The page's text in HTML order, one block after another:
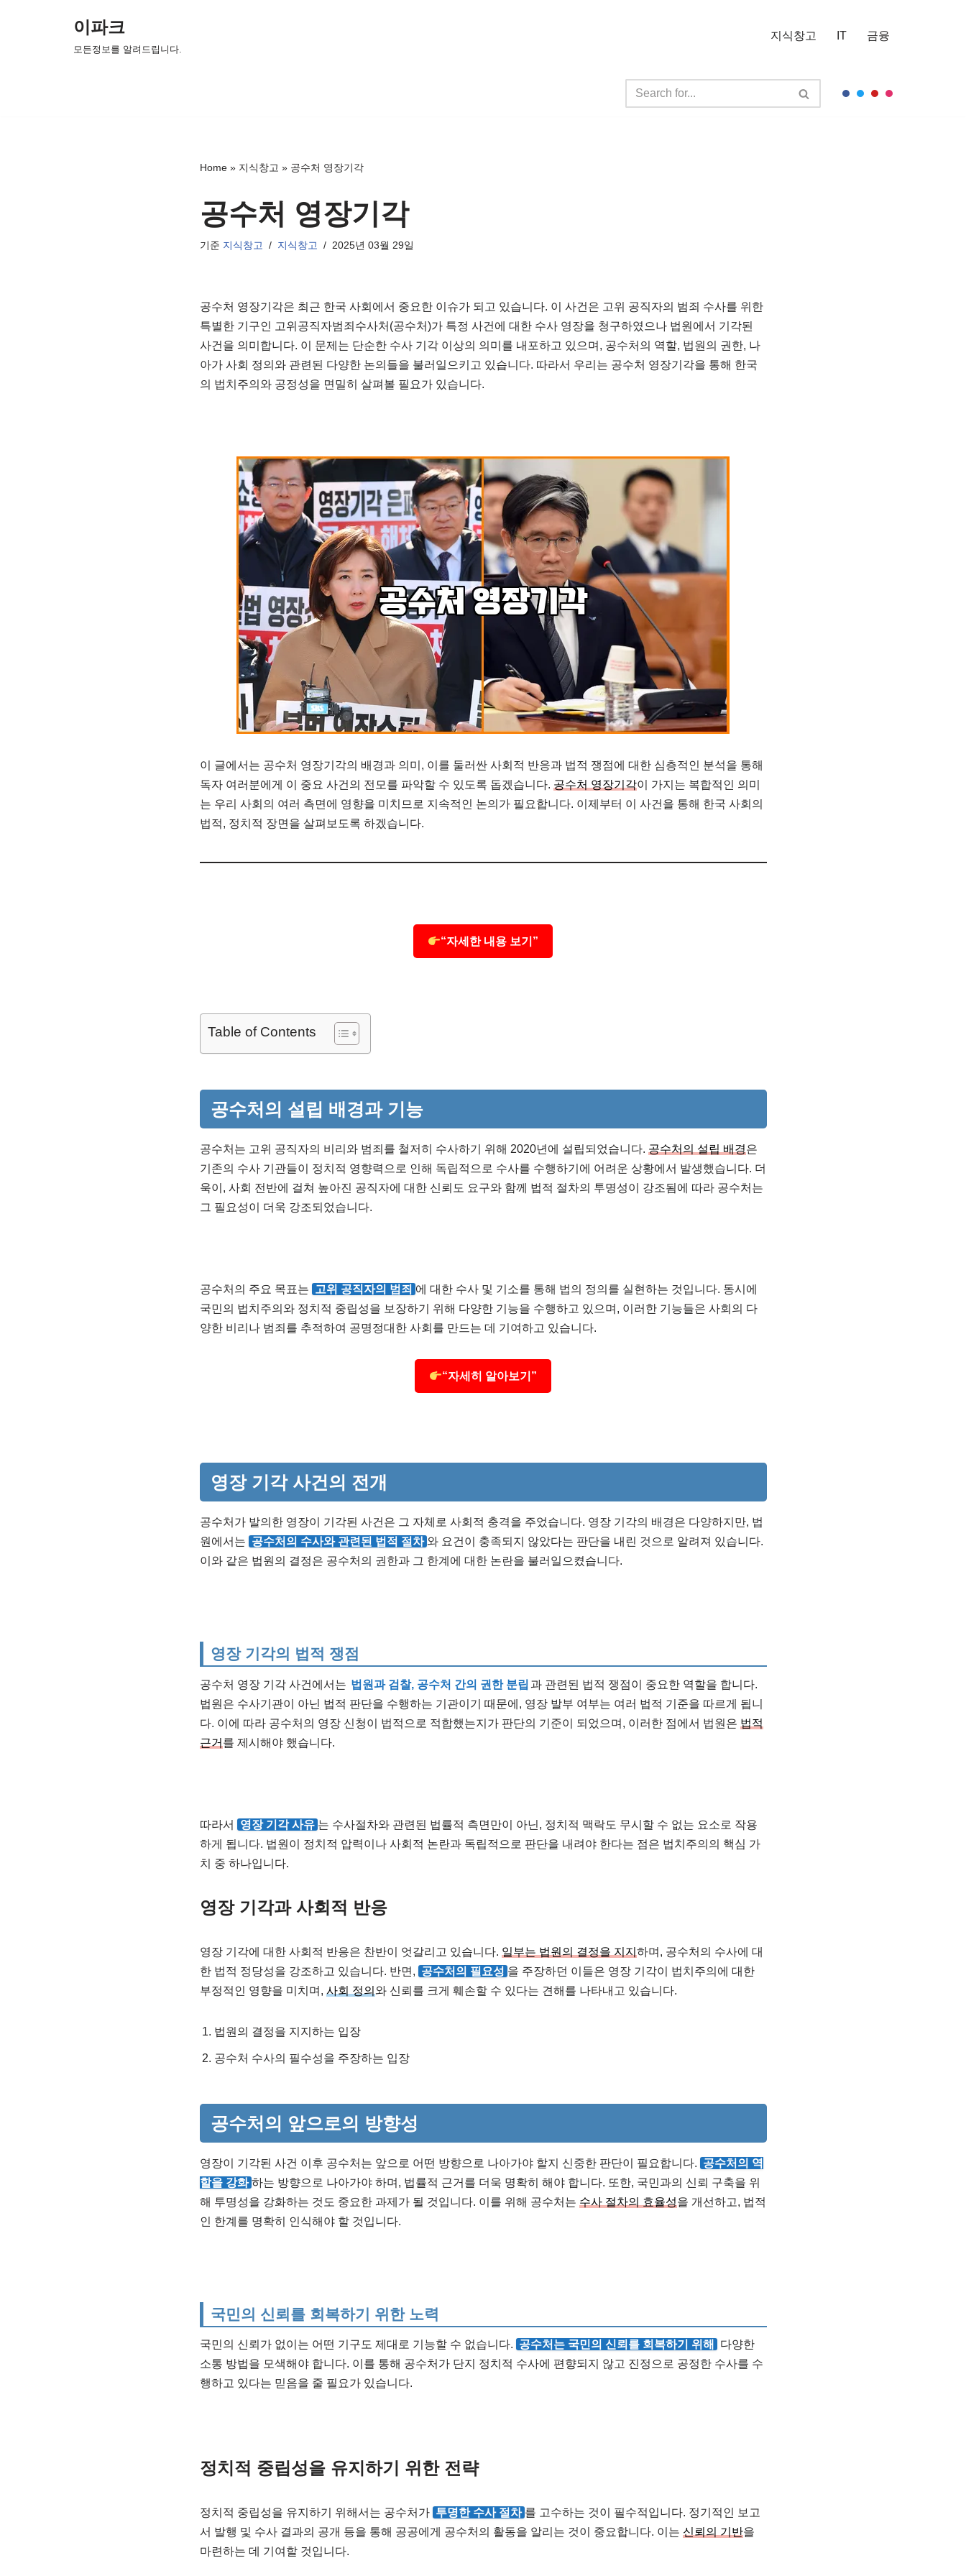
이파크
모든정보를 알려드립니다.
지식창고 IT 금융
Home» 지식창고 » 공수처 영장기각
공수처 영장기각
기준 지식창고 지식창고 2025년 03월 29일
공수처 영장기각은 최근 한국 사회에서 중요한 이슈가 되고 있습니다. 이 사건은 고위 공직자의 범죄 수사를 위한
특별한 기구인 고위공직자범죄수사처(공수처)가 특정 사건에 대한 수사 영장을 청구하였으나 법원에서 기각된
사건을 의미합니다. 이 문제는 단순한 수사 기각 이상의 의미를 내포하고 있으며, 공수처의 역할, 법원의 권한, 나
아가 사회 정의와 관련된 다양한 논의들을 불러일으키고 있습니다. 따라서 우리는 공수처 영장기각을 통해 한국
의 법치주의와 공정성을 면밀히 살펴볼 필요가 있습니다.
이 글에서는 공수처 영장기각의 배경과 의미, 이를 둘러싼 사회적 반응과 법적 쟁점에 대한 심층적인 분석을 통해
독자 여러분에게 이 중요 사건의 전모를 파악할 수 있도록 돕겠습니다. 공수처 영장기각이 가지는 복합적인 의미
는 우리 사회의 여러 측면에 영향을 미치므로 지속적인 논의가 필요합니다. 이제부터 이 사건을 통해 한국 사회의
법적, 정치적 장면을 살펴보도록 하겠습니다.
“자세한 내용 보기”
Table of Contents
공수처의 설립 배경과 기능
공수처는 고위 공직자의 비리와 범죄를 철저히 수사하기 위해 2020년에 설립되었습니다. 공수처의 설립 배경은
기존의 수사 기관들이 정치적 영향력으로 인해 독립적으로 수사를 수행하기에 어려운 상황에서 발생했습니다. 더
욱이, 사회 전반에 걸쳐 높아진 공직자에 대한 신뢰도 요구와 함께 법적 절차의 투명성이 강조됨에 따라 공수처는
그 필요성이 더욱 강조되었습니다.
공수처의 주요 목표는 고위 공직자의 범죄 에 대한 수사 및 기소를 통해 법의 정의를 실현하는 것입니다. 동시에
국민의 법치주의와 정치적 중립성을 보장하기 위해 다양한 기능을 수행하고 있으며, 이러한 기능들은 사회의 다
양한 비리나 범죄를 추적하여 공명정대한 사회를 만드는 데 기여하고 있습니다.
“자세히 알아보기”
영장 기각 사건의 전개
공수처가 발의한 영장이 기각된 사건은 그 자체로 사회적 충격을 주었습니다. 영장 기각의 배경은 다양하지만, 법
원에서는 공수처의 수사와 관련된 법적 절차 와 요건이 충족되지 않았다는 판단을 내린 것으로 알려져 있습니다.
이와 같은 법원의 결정은 공수처의 권한과 그 한계에 대한 논란을 불러일으켰습니다.
영장 기각의 법적 쟁점
공수처 영장 기각 사건에서는 법원과 검찰, 공수처 간의 권한 분립 과 관련된 법적 쟁점이 중요한 역할을 합니다.
법원은 수사기관이 아닌 법적 판단을 수행하는 기관이기 때문에, 영장 발부 여부는 여러 법적 기준을 따르게 됩니
다. 이에 따라 공수처의 영장 신청이 법적으로 적합했는지가 판단의 기준이 되었으며, 이러한 점에서 법원은 법적
근거 를 제시해야 했습니다.
따라서 영장 기각 사유 는 수사절차와 관련된 법률적 측면만이 아닌, 정치적 맥락도 무시할 수 없는 요소로 작용
하게 됩니다. 법원이 정치적 압력이나 사회적 논란과 독립적으로 판단을 내려야 한다는 점은 법치주의의 핵심 가
치 중 하나입니다.
영장 기각과 사회적 반응
영장 기각에 대한 사회적 반응은 찬반이 엇갈리고 있습니다. 일부는 법원의 결정을 지지 하며, 공수처의 수사에 대
한 법적 정당성을 강조하고 있습니다. 반면, 공수처의 필요성 을 주장하던 이들은 영장 기각이 법치주의에 대한
부정적인 영향을 미치며, 사회 정의 와 신뢰를 크게 훼손할 수 있다는 견해를 나타내고 있습니다.
법원의 결정을 지지하는 입장
공수처 수사의 필수성을 주장하는 입장
공수처의 앞으로의 방향성
영장이 기각된 사건 이후 공수처는 앞으로 어떤 방향으로 나아가야 할지 신중한 판단이 필요합니다. 공수처의 역
할을 강화 하는 방향으로 나아가야 하며, 법률적 근거를 더욱 명확히 해야 합니다. 또한, 국민과의 신뢰 구축을 위
해 투명성을 강화하는 것도 중요한 과제가 될 것입니다. 이를 위해 공수처는 수사 절차의 효율성을 개선하고, 법적
인 한계를 명확히 인식해야 할 것입니다.
국민의 신뢰를 회복하기 위한 노력
국민의 신뢰가 없이는 어떤 기구도 제대로 기능할 수 없습니다. 공수처는 국민의 신뢰를 회복하기 위해
다양한
소통 방법을 모색해야 합니다. 이를 통해 공수처가 단지 정치적 수사에 편향되지 않고 진정으로 공정한 수사를 수
행하고 있다는 믿음을 줄 필요가 있습니다.
정치적 중립성을 유지하기 위한 전략
정치적 중립성을 유지하기 위해서는 공수처가 투명한 수사 절차 를 고수하는 것이 필수적입니다. 정기적인 보고
서 발행 및 수사 결과의 공개 등을 통해 공공에게 공수처의 활동을 알리는 것이 중요합니다. 이는 신뢰의 기반을
마련하는 데 기여할 것입니다.